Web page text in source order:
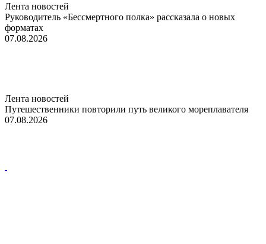
Лента новостей
Руководитель «Бессмертного полка» рассказала о новых
форматах
07.08.2026
Лента новостей
Путешественники повторили путь великого мореплавателя
07.08.2026